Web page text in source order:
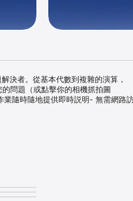
決者。從基本代數到複雜的演算，
問題（或點擊你的相機抓拍圖
隨時隨地提供即時説明- 無需網路